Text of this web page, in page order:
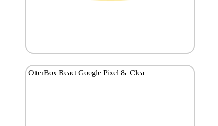
OtterBox React Google Pixel 8a Clear